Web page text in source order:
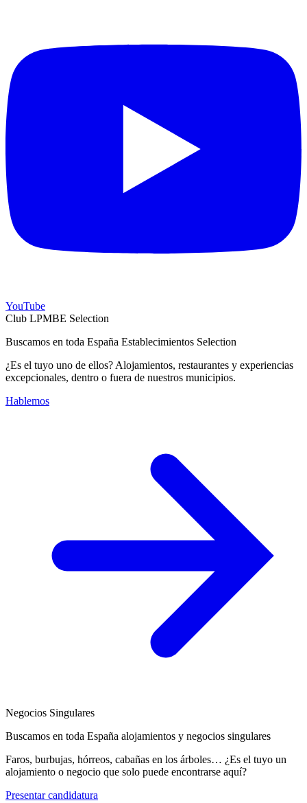
YouTube
Club LPMBE Selection
Buscamos en toda España Establecimientos Selection
¿Es el tuyo uno de ellos? Alojamientos, restaurantes y experiencias
excepcionales, dentro o fuera de nuestros municipios.
Hablemos
Negocios Singulares
Buscamos en toda España alojamientos y negocios singulares
Faros, burbujas, hórreos, cabañas en los árboles… ¿Es el tuyo un
alojamiento o negocio que solo puede encontrarse aquí?
Presentar candidatura